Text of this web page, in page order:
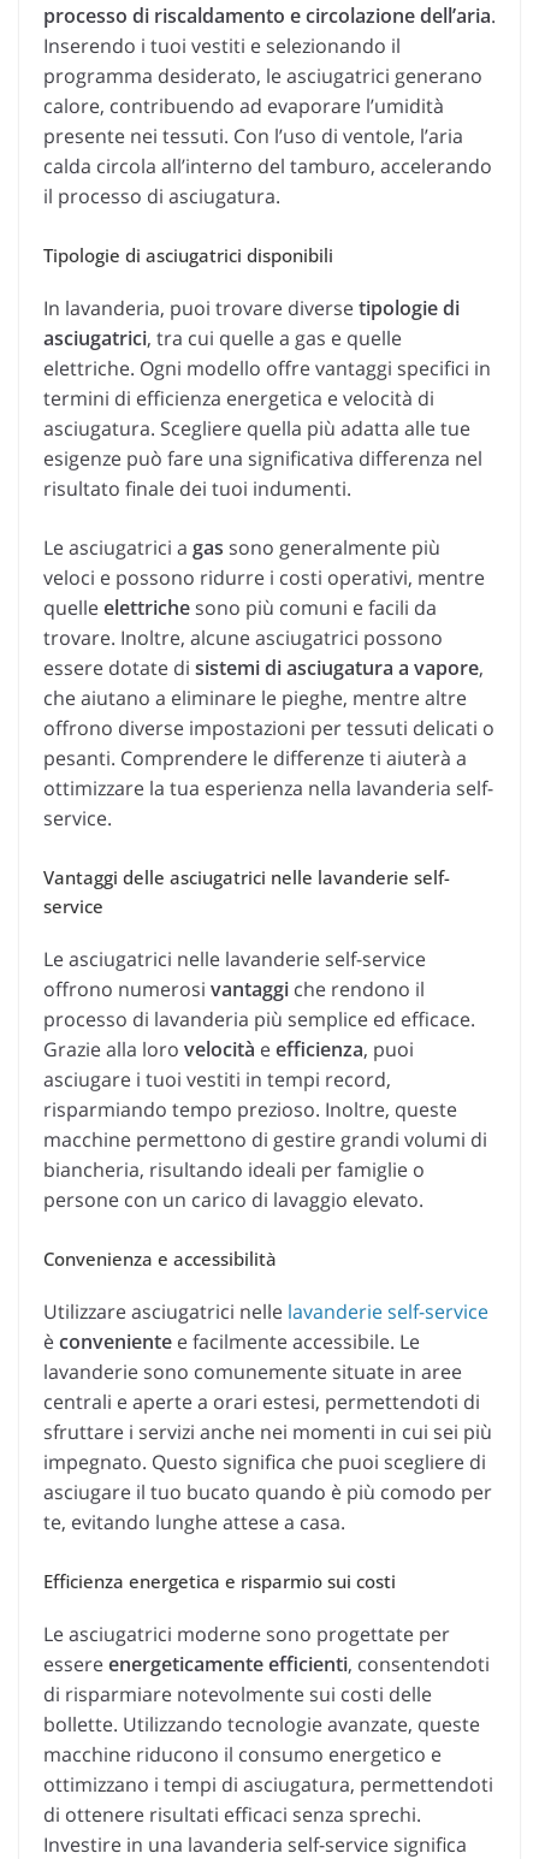
processo di riscaldamento e circolazione dell’aria.
Inserendo i tuoi vestiti e selezionando il
programma desiderato, le asciugatrici generano
calore, contribuendo ad evaporare l’umidità
presente nei tessuti. Con l’uso di ventole, l’aria
calda circola all’interno del tamburo, accelerando
il processo di asciugatura.
Tipologie di asciugatrici disponibili
In lavanderia, puoi trovare diversetipologie di
asciugatrici, tra cui quelle a gas e quelle
elettriche. Ogni modello offre vantaggi specifici in
termini di efficienza energetica e velocità di
asciugatura. Scegliere quella più adatta alle tue
esigenze può fare una significativa differenza nel
risultato finale dei tuoi indumenti.
Le asciugatrici a gas sono generalmente più
veloci e possono ridurre i costi operativi, mentre
quelleelettriche sono più comuni e facili da
trovare. Inoltre, alcune asciugatrici possono
essere dotate di sistemi di asciugatura a vapore,
che aiutano a eliminare le pieghe, mentre altre
offrono diverse impostazioni per tessuti delicati o
pesanti. Comprendere le differenze ti aiuterà a
ottimizzare la tua esperienza nella lavanderia self-
service.
Vantaggi delle asciugatrici nelle lavanderie self-
service
Le asciugatrici nelle lavanderie self-service
offrono numerosi vantaggi che rendono il
processo di lavanderia più semplice ed efficace.
Grazie alla loro velocità eefficienza, puoi
asciugare i tuoi vestiti in tempi record,
risparmiando tempo prezioso. Inoltre, queste
macchine permettono di gestire grandi volumi di
biancheria, risultando ideali per famiglie o
persone con un carico di lavaggio elevato.
Convenienza e accessibilità
Utilizzare asciugatrici nelle lavanderie self-service
èconveniente e facilmente accessibile. Le
lavanderie sono comunemente situate in aree
centrali e aperte a orari estesi, permettendoti di
sfruttare i servizi anche nei momenti in cui sei più
impegnato. Questo significa che puoi scegliere di
asciugare il tuo bucato quando è più comodo per
te, evitando lunghe attese a casa.
Efficienza energetica e risparmio sui costi
Le asciugatrici moderne sono progettate per
essereenergeticamente efficienti, consentendoti
di risparmiare notevolmente sui costi delle
bollette. Utilizzando tecnologie avanzate, queste
macchine riducono il consumo energetico e
ottimizzano i tempi di asciugatura, permettendoti
di ottenere risultati efficaci senza sprechi.
Investire in una lavanderia self-service significa